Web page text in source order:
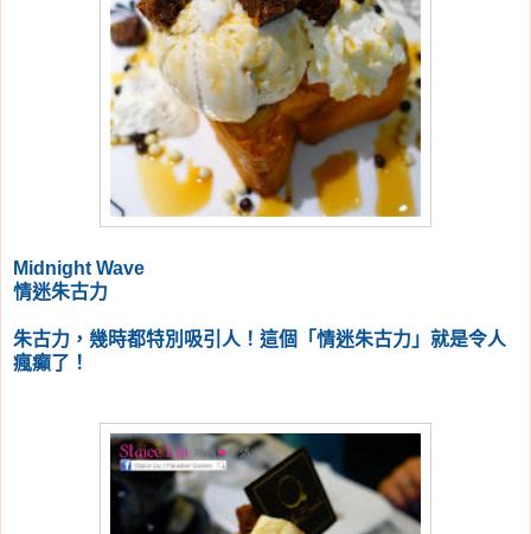
Midnight Wave
情迷朱古力
朱古力，幾時都特別吸引人！這個「情迷朱古力」就是令人
瘋癲了！